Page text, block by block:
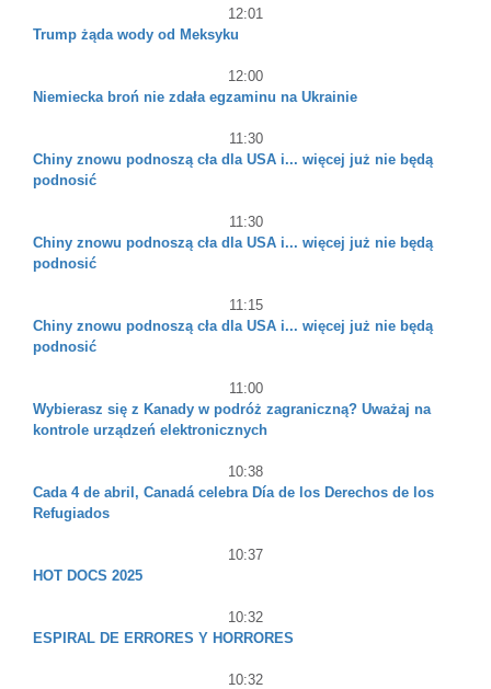
12:01
Trump żąda wody od Meksyku
12:00
Niemiecka broń nie zdała egzaminu na Ukrainie
11:30
Chiny znowu podnoszą cła dla USA i... więcej już nie będą
podnosić
11:30
Chiny znowu podnoszą cła dla USA i... więcej już nie będą
podnosić
11:15
Chiny znowu podnoszą cła dla USA i... więcej już nie będą
podnosić
11:00
Wybierasz się z Kanady w podróż zagraniczną? Uważaj na
kontrole urządzeń elektronicznych
10:38
Cada 4 de abril, Canadá celebra Día de los Derechos de los
Refugiados
10:37
HOT DOCS 2025
10:32
ESPIRAL DE ERRORES Y HORRORES
10:32